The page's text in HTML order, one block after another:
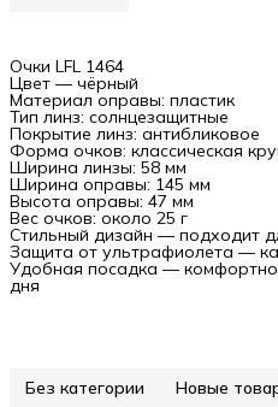
Очки LFL 1464
Цвет — чёрный
Материал оправы: пластик
Тип линз: солнцезащитные
Покрытие линз: антибликовое
Форма очков: классическая
Ширина линзы: 58 мм
Ширина оправы: 145 мм
Высота оправы: 47 мм
Вес очков: около 25 г
Стильный дизайн — подходит
Защита от ультрафиолета —
Удобная посадка —
дня
Без категории Новые